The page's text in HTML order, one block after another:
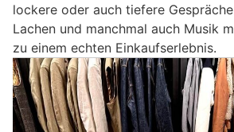
lockere oder auch tiefere
Lachen und manchmal auch Musik
zu einem echten Einkaufserlebnis.